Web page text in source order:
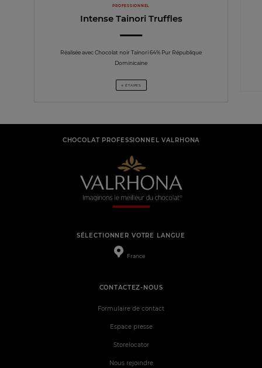
PROFESSIONNEL
Intense Tainori Truffles
Réalisée avec Chocolat noir Taïnori 64% Pur République
Dominicaine
4 ÉTAPES
CHOCOLAT PROFESSIONNEL VALRHONA
SÉLECTIONNER VOTRE LANGUE
France
CONTACTEZ-NOUS
Formulaire de contact
Espace presse
Storelocator
Nous rejoindre